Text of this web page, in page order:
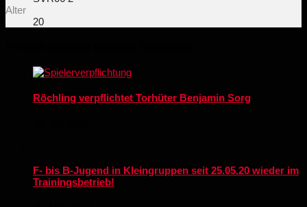
Alter
20
Röchling verpflichtet Torhüter Benjamin Sorg
F- bis B-Jugend in Kleingruppen seit 25.05.20 wieder im
Trainingsbetrieb!